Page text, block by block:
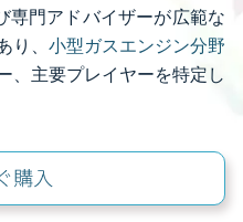
専門アドバイザーが広範な
り、 小型ガスエンジン分野
、主要プレイヤーを特定し